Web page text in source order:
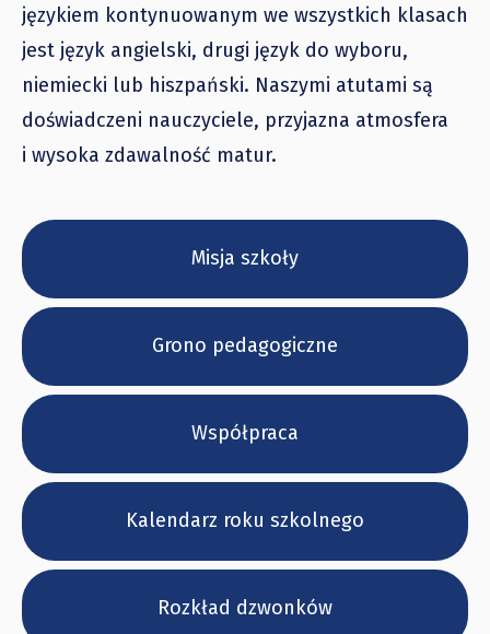
językiem kontynuowanym we wszystkich klasach
jest język angielski, drugi język do wyboru,
niemiecki lub hiszpański. Naszymi atutami są
doświadczeni nauczyciele, przyjazna atmosfera
i wysoka zdawalność matur.
Misja szkoły
Grono pedagogiczne
Współpraca
Kalendarz roku szkolnego
Rozkład dzwonków